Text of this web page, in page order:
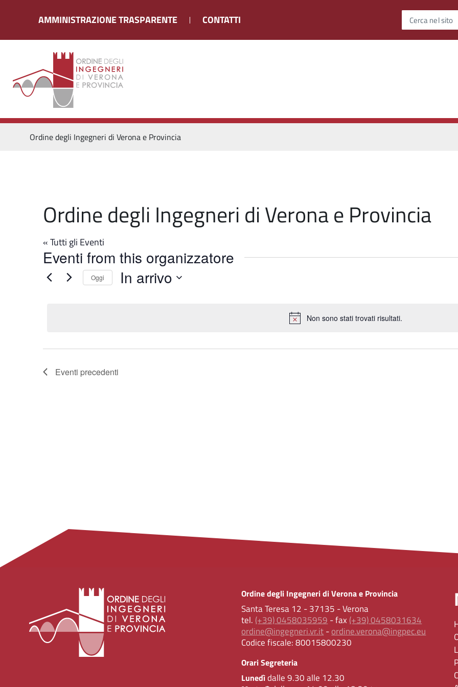
AMMINISTRAZIONE TRASPARENTE CONTATTI Cerca nel sito
Ordine degli Ingegneri di Verona e Provincia
Ordine degli Ingegneri di Verona e Provincia
« Tutti gli Eventi
Eventi from this organizzatore
Notice
Non sono stati trovati risultati.
Oggi In arrivo
Eventi precedenti
Ordine degli Ingegneri di Verona e Provincia
Santa Teresa 12 - 37135 - Verona
tel. (+39) 0458035959 - fax (+39) 0458031634
ordine@ingegneri.vr.it-ordine.verona@ingpec.eu
Codice fiscale:80015800230
Orari Segreteria
Lunedìdalle 9.30 alle 12.30